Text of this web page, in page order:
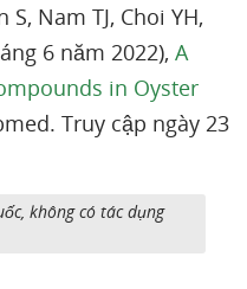
Nam TJ, Choi YH,
6 năm 2022), A
in Oyster
Truy cập ngày 23
không có tác dụng